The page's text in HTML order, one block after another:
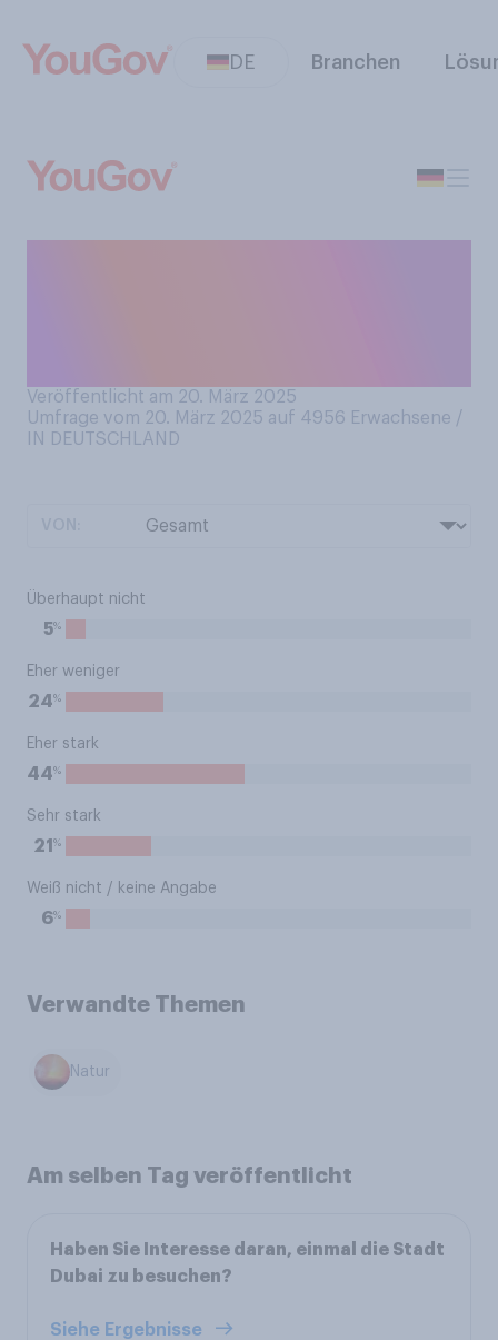
DE Branchen
Veröffentlicht am 20. März 2025
Umfrage vom 20. März 2025 auf 4956 Erwachsene /
IN DEUTSCHLAND
Überhaupt nicht
5%
Eher weniger
24%
Eher stark
44%
Sehr stark
21 %
Weiß nicht / keine Angabe
6%
Verwandte Themen
Natur
Am selben Tag veröffentlicht
Haben Sie Interesse daran, einmal die Stadt
Dubai zu besuchen?
Siehe Ergebnisse